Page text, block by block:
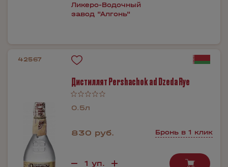
Ликеро-Водочный
завод "Алгонь"
42567
Дистиллят Pershаchok ad Dzedа Rye
0.5л
830 руб. Бронь в 1 клик